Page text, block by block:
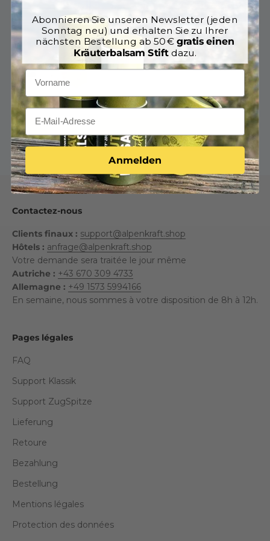
3x ÉGLANTIER
Ajouter au panier
Contactez-nous
Clients finaux : support@alpenkraft.shop
Hôtels : anfrage@alpenkraft.shop
Votre demande sera traitée le jour même
Autriche : +43 670 309 4733
Allemagne : +49 1573 5994166
En semaine, nous sommes à votre disposition de 8h à 12h.
Pages légales
FAQ
Support Klassik
Support ZugSpitze
Lieferung
Retoure
Bezahlung
Bestellung
Mentions légales
Protection des données
Abonnieren Sie unseren Newsletter (jeden
Sonntag neu) und erhalten Sie zu Ihrer
nächsten Bestellung ab 50 €gratis einen
Kräuterbalsam Stift dazu.
Anmelden